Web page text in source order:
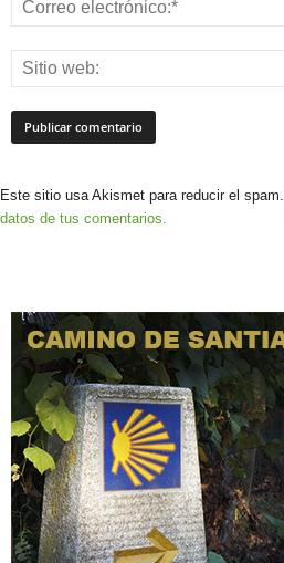
Este sitio usa Akismet para reducir el spam.
datos de tus comentarios.